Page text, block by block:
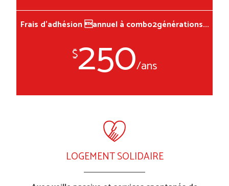
Frais d'adhésion annuel à combo2générations...
250
LOGEMENT SOLIDAIRE